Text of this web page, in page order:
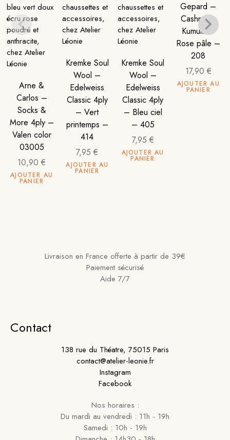
Arne &
Carlos –
Socks &
More 4ply –
Valen color
03005
10,90€
AJOUTER AU
PANIER
Kremke Soul
Wool –
Edelweiss
Classic 4ply
– Vert
printemps –
414
7,95€
AJOUTER AU
PANIER
Kremke Soul
Wool –
Edelweiss
Classic 4ply
– Bleu ciel
– 405
7,95 €
AJOUTER AU
PANIER
Gepard –
Cashmere
Kumula –
Rose pâle –
208
17,90 €
AJOUTER AU
PANIER
Livraison en France offerte à partir de 39€
Paiement sécurisé
Aide 7/7
Contact
138 rue du Théatre, 75015 Paris
contact@atelier-leonie.fr
Instagram
Facebook
Nos horaires :
Du mardi au vendredi : 11h - 19h
Samedi : 10h - 19h